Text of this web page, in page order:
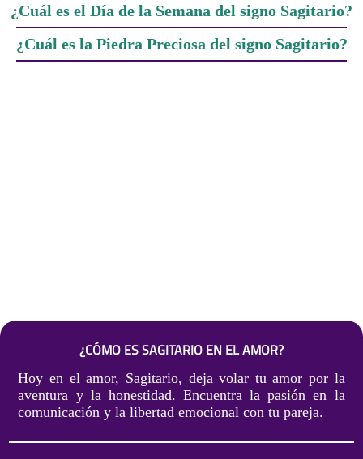
¿Cuál es el Día de la Semana del signo Sagitario?
¿Cuál es la Piedra Preciosa del signo Sagitario?
¿CÓMO ES SAGITARIO EN EL AMOR?
Hoy en el amor, Sagitario, deja volar tu amor por la
aventura y la honestidad. Encuentra la pasión en la
comunicación y la libertad emocional con tu pareja.